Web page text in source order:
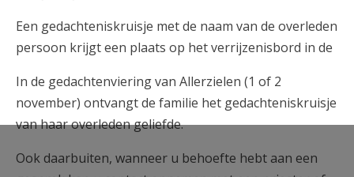
Een gedachteniskruisje met de naam van de overleden
persoon krijgt een plaats op het verrijzenisbord in de
In de gedachtenviering van Allerzielen (1 of 2
november) ontvangt de familie het gedachteniskruisje
van haar overleden geliefde.
Ook daarbuiten, wanneer u behoefte hebt aan een